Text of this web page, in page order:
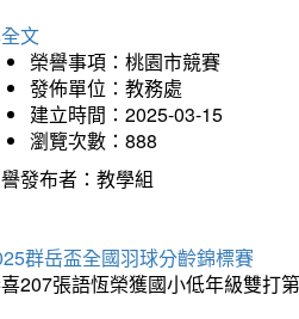
文
榮譽事項：桃園市競賽
發佈單位：教務處
建立時間：2025-03-15
瀏覽次數：888
發布者：教學組
群岳盃全國羽球分齡錦標賽
207張語恆榮獲國小低年級雙打